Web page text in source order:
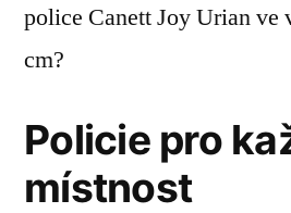
police Canett Joy Urian ve
cm?
Policie pro
místnost